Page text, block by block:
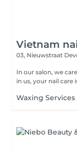
Vietnam
03, Nieuwstraat
In our salon, we
in us, your nail care
Waxing Services